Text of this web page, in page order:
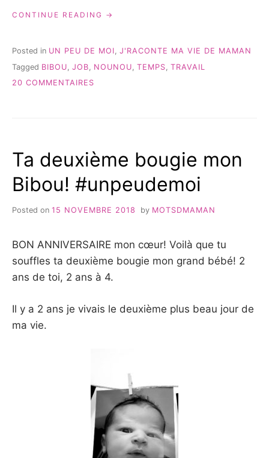
CONTINUE READING « VOICI
TEMPS
NOUS
Posted in UN PEU DE MOI, J'RACONTE MA VIE DE MAMAN
Tagged BIBOU JOB NOUNOU TEMPS TRAVAIL
20 COMMENTAIRES
NOUS
SÉPARER
Ta deuxième bougie mon
Bibou! #unpeudemoi
Posted on 15 NOVEMBRE 2018 by MOTSDMAMAN
BON ANNIVERSAIRE mon cœur! Voilà que tu
souffles ta deuxième bougie mon grand bébé! 2
ans de toi, 2 ans à 4.
Il y a 2 ans je vivais le deuxième plus beau jour de
ma vie.